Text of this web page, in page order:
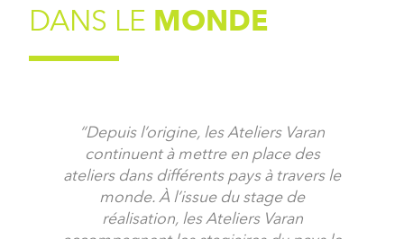
DANS LE MONDE
Depuis l’origine, les Ateliers Varan
continuent à mettre en place des
ateliers dans différents pays à travers le
monde. À l’issue du stage de
réalisation, les Ateliers Varan